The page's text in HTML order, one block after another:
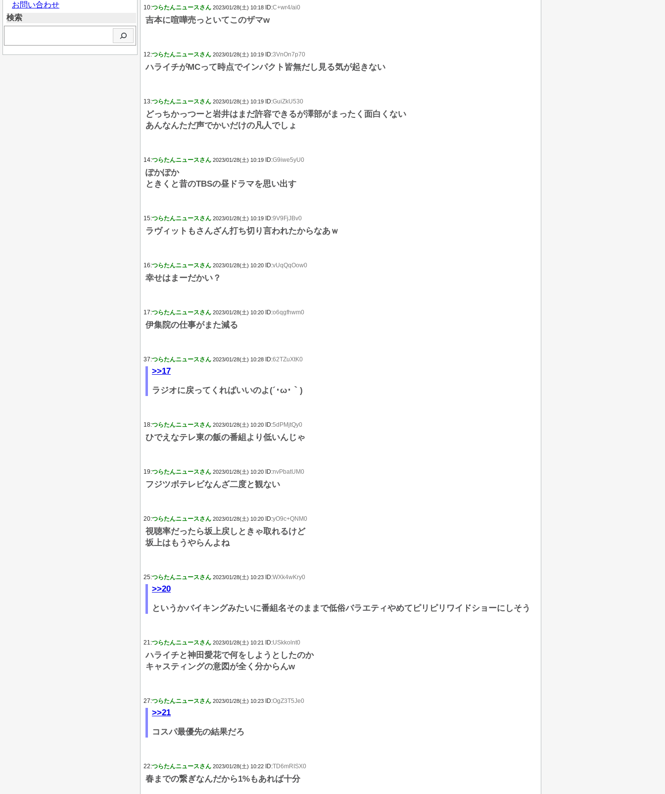
お問い合わせ
検索
10:つらたんニュースさん 2023/01/28(土) 10:18 ID:C+wr4/ai0
吉本に喧嘩売っといてこのザマw
12:つらたんニュースさん 2023/01/28(土) 10:19 ID:3VnOn7p70
ハライチがMCって時点でインパクト皆無だし見る気が起きない
13:つらたんニュースさん 2023/01/28(土) 10:19 ID:GuiZkU530
どっちかっつーと岩井はまだ許容できるが澤部がまったく面白くない
あんなんただ声でかいだけの凡人でしょ
14:つらたんニュースさん 2023/01/28(土) 10:19 ID:G9iwe5yU0
ぽかぽか
ときくと昔のTBSの昼ドラマを思い出す
15:つらたんニュースさん 2023/01/28(土) 10:19 ID:9V9FjJBv0
ラヴィットもさんざん打ち切り言われたからなあｗ
16:つらたんニュースさん 2023/01/28(土) 10:20 ID:vUqQqOow0
幸せはまーだかい？
17:つらたんニュースさん 2023/01/28(土) 10:20 ID:o6qgfhwm0
伊集院の仕事がまた減る
37:つらたんニュースさん 2023/01/28(土) 10:28 ID:62TZuXtK0
>>17
ラジオに戻ってくればいいのよ(´･ω･｀)
18:つらたんニュースさん 2023/01/28(土) 10:20 ID:5dPMjtQy0
ひでえなテレ東の飯の番組より低いんじゃ
19:つらたんニュースさん 2023/01/28(土) 10:20 ID:nvPbatUM0
フジツボテレビなんざ二度と観ない
20:つらたんニュースさん 2023/01/28(土) 10:20 ID:yO9c+QNM0
視聴率だったら坂上戻しときゃ取れるけど
坂上はもうやらんよね
25:つらたんニュースさん 2023/01/28(土) 10:23 ID:WXk4wKry0
>>20
というかバイキングみたいに番組名そのままで低俗バラエティやめてピリピリワイドショーにしそう
21:つらたんニュースさん 2023/01/28(土) 10:21 ID:USkkolnt0
ハライチと神田愛花で何をしようとしたのか
キャスティングの意図が全く分からんw
27:つらたんニュースさん 2023/01/28(土) 10:23 ID:OgZ3T5Je0
>>21
コスパ最優先の結果だろ
22:つらたんニュースさん 2023/01/28(土) 10:22 ID:TD6mRISX0
春までの繋ぎなんだから1%もあれば十分